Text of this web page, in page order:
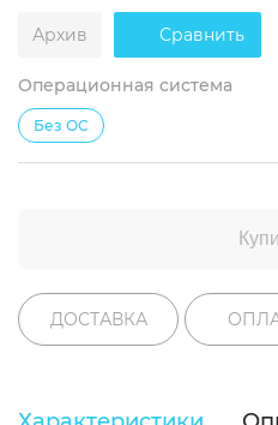
Архив Сравнить
Операционная система
Без ОС
ДОСТАВКА